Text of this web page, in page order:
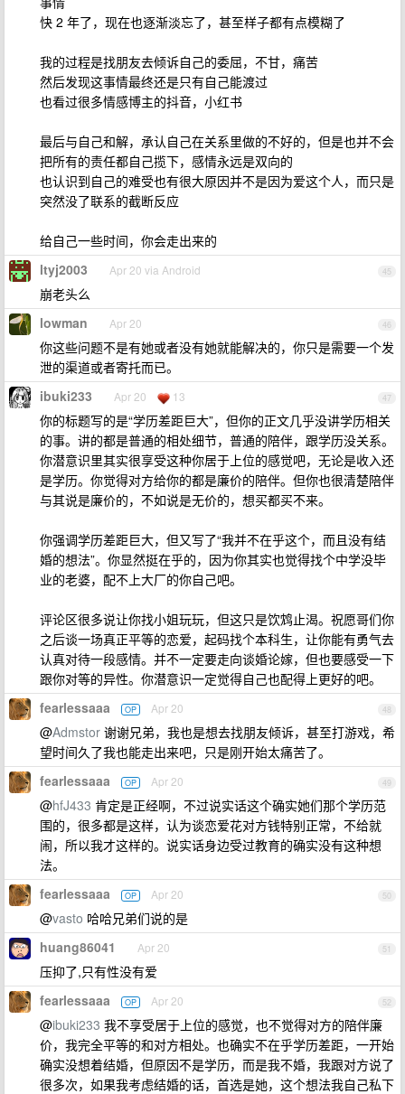
快 2 年了，现在也逐渐淡忘了，甚至样子都有点模糊了
我的过程是找朋友去倾诉自己的委屈，不甘，痛苦
然后发现这事情最终还是只有自己能渡过
也看过很多情感博主的抖音，小红书
最后与自己和解，承认自己在关系里做的不好的，但是也并不会
把所有的责任都自己揽下，感情永远是双向的
也认识到自己的难受也有很大原因并不是因为爱这个人，而只是
突然没了联系的截断反应
给自己一些时间，你会走出来的
45
ltyj2003 Apr 20 via Android
崩老头么
46
lowman Apr 20
你这些问题不是有她或者没有她就能解决的，你只是需要一个发
泄的渠道或者寄托而已。
47
ibuki233 Apr 20 13
你的标题写的是“学历差距巨大”，但你的正文几乎没讲学历相关
的事。讲的都是普通的相处细节，普通的陪伴，跟学历没关系。
你潜意识里其实很享受这种你居于上位的感觉吧，无论是收入还
是学历。你觉得对方给你的都是廉价的陪伴。但你也很清楚陪伴
与其说是廉价的，不如说是无价的，想买都买不来。
你强调学历差距巨大，但又写了“我并不在乎这个，而且没有结
婚的想法”。你显然挺在乎的，因为你其实也觉得找个中学没毕
业的老婆，配不上大厂的你自己吧。
评论区很多说让你找小姐玩玩，但这只是饮鸩止渴。祝愿哥们你
之后谈一场真正平等的恋爱，起码找个本科生，让你能有勇气去
认真对待一段感情。并不一定要走向谈婚论嫁，但也要感受一下
跟你对等的异性。你潜意识一定觉得自己也配得上更好的吧。
48
fearlessaaa OP Apr 20
@Admstor 谢谢兄弟，我也是想去找朋友倾诉，甚至打游戏，希
望时间久了我也能走出来吧，只是刚开始太痛苦了。
49
fearlessaaa OP Apr 20
@hfJ433 肯定是正经啊，不过说实话这个确实她们那个学历范
围的，很多都是这样，认为谈恋爱花对方钱特别正常，不给就
闹，所以我才这样的。说实话身边受过教育的确实没有这种想
法。
50
fearlessaaa OP Apr 20
@vasto 哈哈兄弟们说的是
51
huang86041 Apr 20
压抑了,只有性没有爱
52
fearlessaaa OP Apr 20
@ibuki233 我不享受居于上位的感觉，也不觉得对方的陪伴廉
价，我完全平等的和对方相处。也确实不在乎学历差距，一开始
确实没想着结婚，但原因不是学历，而是我不婚，我跟对方说了
很多次，如果我考虑结婚的话，首选是她，这个想法我自己私下